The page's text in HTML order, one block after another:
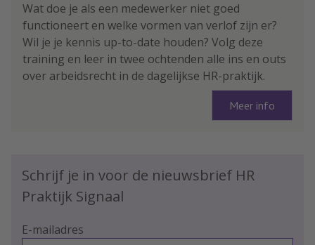
Wat doe je als een medewerker niet goed
functioneert en welke vormen van verlof zijn er?
Wil je je kennis up-to-date houden? Volg deze
training en leer in twee ochtenden alle ins en outs
over arbeidsrecht in de dagelijkse HR-praktijk.
Meer info
Schrijf je in voor de nieuwsbrief HR
Praktijk Signaal
E-mailadres